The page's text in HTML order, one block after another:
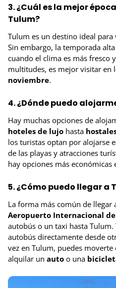
3. ¿Cuál es la mejor
Tulum?
Tulum es un destino ideal
Sin embargo, la temporada
cuando el clima es más fresco
multitudes, es mejor visitar en
noviembre.
4. ¿Dónde puedo
Hay muchas opciones de
hoteles de lujo hasta
los turistas optan por alojarse
de las playas y atracciones
hay opciones más económicas
5. ¿Cómo puedo llegar a
La forma más común de llegar
Aeropuerto Internacional de
autobús o un taxi hasta
autobús directamente desde
vez en Tulum, puedes moverte
alquilar un auto o una